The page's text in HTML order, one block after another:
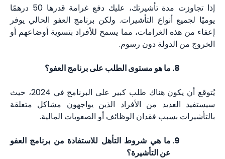
إذا تجاوزت مدة تأشيرتك، عليك دفع غرامة قدرها 50 درهمًا
يوميًا لجميع أنواع التأشيرات. ولكن برنامج العفو الحالي يوفر
إعفاء من هذه الغرامات، مما يسمح للأفراد بتسوية أوضاعهم أو
الخروج من الدولة دون رسوم.
ما هو مستوى الطلب على برنامج العفو؟
يُتوقع أن يكون هناك طلب كبير على البرنامج في 2024، حيث
سيستفيد العديد من الأفراد الذين يواجهون مشاكل متعلقة
بالتأشيرات بسبب فقدان الوظائف أو الصعوبات المالية.
ما هي شروط التأهل للاستفادة من برنامج العفو
عن التأشيرة؟